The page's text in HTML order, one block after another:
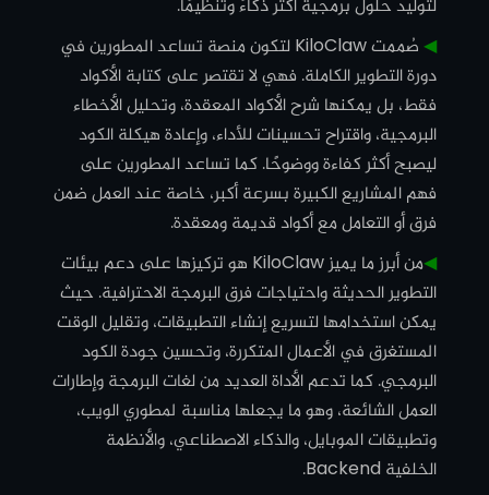
لتوليد حلول برمجية أكثر ذكاءً وتنظيمًا.
◀︎
صُممت KiloClaw لتكون منصة تساعد المطورين في
دورة التطوير الكاملة. فهي لا تقتصر على كتابة الأكواد
فقط، بل يمكنها شرح الأكواد المعقدة، وتحليل الأخطاء
البرمجية، واقتراح تحسينات للأداء، وإعادة هيكلة الكود
ليصبح أكثر كفاءة ووضوحًا. كما تساعد المطورين على
فهم المشاريع الكبيرة بسرعة أكبر، خاصة عند العمل ضمن
فرق أو التعامل مع أكواد قديمة ومعقدة.
◀︎
من أبرز ما يميز KiloClaw هو تركيزها على دعم بيئات
التطوير الحديثة واحتياجات فرق البرمجة الاحترافية. حيث
يمكن استخدامها لتسريع إنشاء التطبيقات، وتقليل الوقت
المستغرق في الأعمال المتكررة، وتحسين جودة الكود
البرمجي. كما تدعم الأداة العديد من لغات البرمجة وإطارات
العمل الشائعة، وهو ما يجعلها مناسبة لمطوري الويب،
وتطبيقات الموبايل، والذكاء الاصطناعي، والأنظمة
الخلفية Backend.